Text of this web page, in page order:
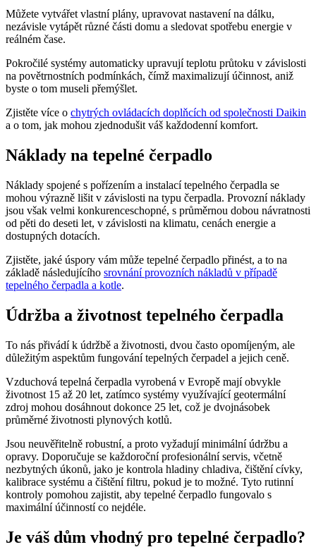
Můžete vytvářet vlastní plány, upravovat nastavení na dálku,
nezávisle vytápět různé části domu a sledovat spotřebu energie v
reálném čase.
Pokročilé systémy automaticky upravují teplotu průtoku v závislosti
na povětrnostních podmínkách, čímž maximalizují účinnost, aniž
byste o tom museli přemýšlet.
Zjistěte více o chytrých ovládacích doplňcích od společnosti Daikin
a o tom, jak mohou zjednodušit váš každodenní komfort.
Náklady na tepelné čerpadlo
Náklady spojené s pořízením a instalací tepelného čerpadla se
mohou výrazně lišit v závislosti na typu čerpadla. Provozní náklady
jsou však velmi konkurenceschopné, s průměrnou dobou návratnosti
od pěti do deseti let, v závislosti na klimatu, cenách energie a
dostupných dotacích.
Zjistěte, jaké úspory vám může tepelné čerpadlo přinést, a to na
základě následujícího srovnání provozních nákladů v případě
tepelného čerpadla a kotle.
Údržba a životnost tepelného čerpadla
To nás přivádí k údržbě a životnosti, dvou často opomíjeným, ale
důležitým aspektům fungování tepelných čerpadel a jejich ceně.
Vzduchová tepelná čerpadla vyrobená v Evropě mají obvykle
životnost 15 až 20 let, zatímco systémy využívající geotermální
zdroj mohou dosáhnout dokonce 25 let, což je dvojnásobek
průměrné životnosti plynových kotlů.
Jsou neuvěřitelně robustní, a proto vyžadují minimální údržbu a
opravy. Doporučuje se každoroční profesionální servis, včetně
nezbytných úkonů, jako je kontrola hladiny chladiva, čištění cívky,
kalibrace systému a čištění filtru, pokud je to možné. Tyto rutinní
kontroly pomohou zajistit, aby tepelné čerpadlo fungovalo s
maximální účinností co nejdéle.
Je váš dům vhodný pro tepelné čerpadlo?